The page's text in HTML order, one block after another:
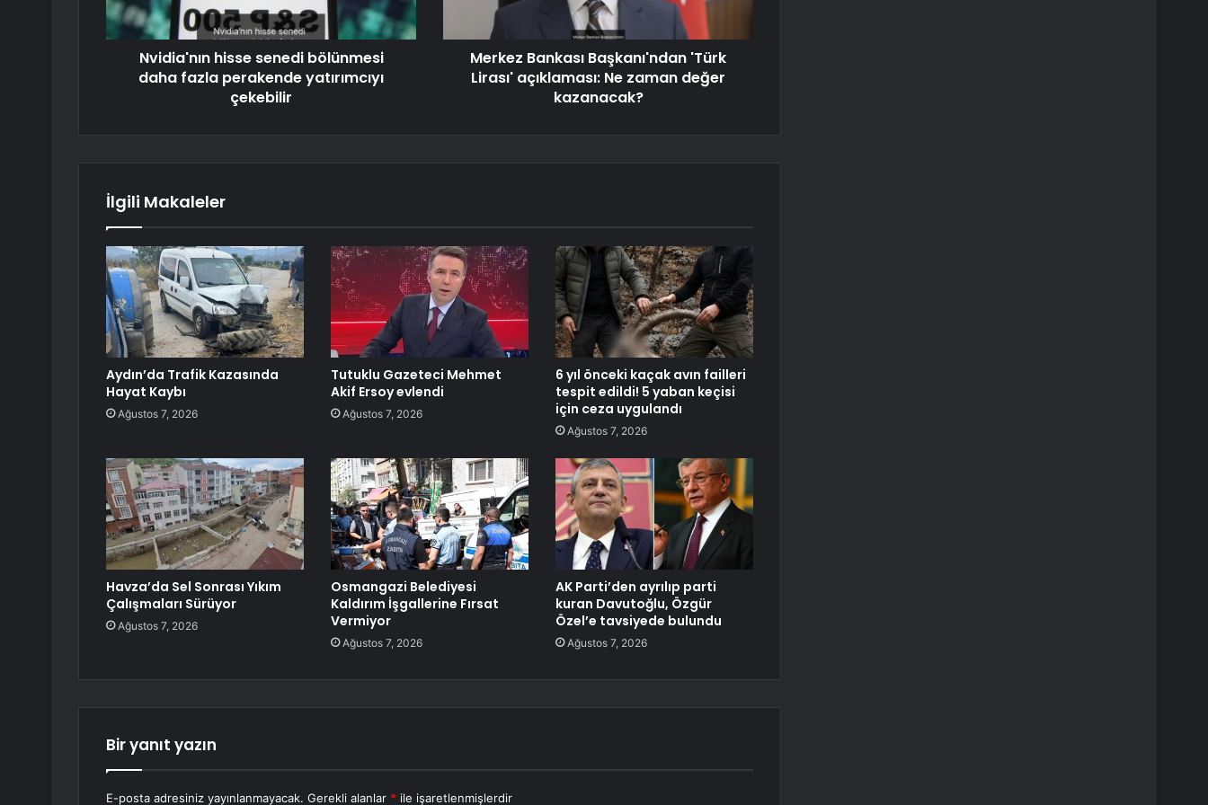
Nvidia'nın hisse senedi bölünmesi
daha fazla perakende yatırımcıyı
çekebilir
Merkez Bankası Başkanı'ndan 'Türk
Lirası' açıklaması: Ne zaman değer
kazanacak?
İlgili Makaleler
Aydın’da Trafik Kazasında
Hayat Kaybı
Ağustos 7, 2026
Tutuklu Gazeteci Mehmet
Akif Ersoy evlendi
Ağustos 7, 2026
6 yıl önceki kaçak avın failleri
tespit edildi! 5 yaban keçisi
için ceza uygulandı
Ağustos 7, 2026
Havza’da Sel Sonrası Yıkım
Çalışmaları Sürüyor
Ağustos 7, 2026
Osmangazi Belediyesi
Kaldırım İşgallerine Fırsat
Vermiyor
Ağustos 7, 2026
AK Parti’den ayrılıp parti
kuran Davutoğlu, Özgür
Özel’e tavsiyede bulundu
Ağustos 7, 2026
Bir yanıt yazın
E-posta adresiniz yayınlanmayacak. Gerekli alanlar * ile işaretlenmişlerdir